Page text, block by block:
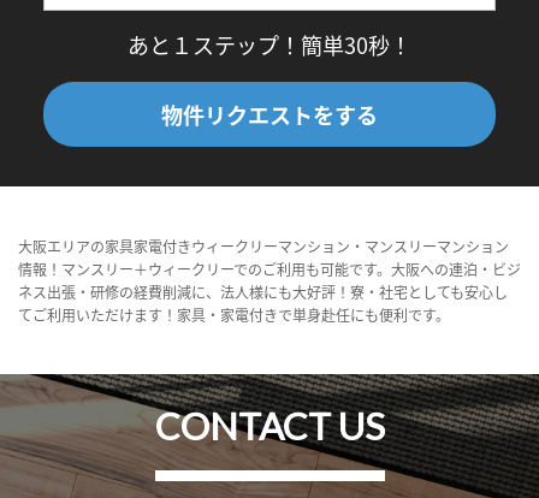
あと１ステップ！簡単30秒！
物件リクエストをする
大阪エリアの家具家電付きウィークリーマンション・マンスリーマンション
情報！マンスリー＋ウィークリーでのご利用も可能です。大阪への連泊・ビジ
ネス出張・研修の経費削減に、法人様にも大好評！寮・社宅としても安心し
てご利用いただけます！家具・家電付きで単身赴任にも便利です。
CONTACT US